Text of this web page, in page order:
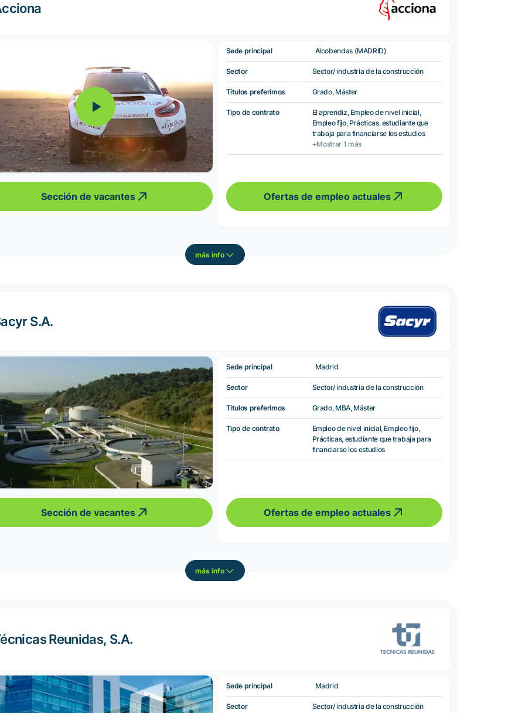
Sección de vacantes
Sede principal Alcobendas (MADRID)
Sector Sector/ industria de la construcción
Títulos preferimos Grado, Máster
Tipo de contrato
El aprendiz, Empleo de nivel inicial,
Empleo fijo, Prácticas, estudiante que
trabaja para financiarse los estudios
+Mostrar 1 más
Ofertas de empleo actuales
más info
S.A.
Sección de vacantes
Sede principal Madrid
Sector Sector/ industria de la construcción
Títulos preferimos Grado, MBA, Máster
Tipo de contrato
Empleo de nivel inicial, Empleo fijo,
Prácticas, estudiante que trabaja para
financiarse los estudios
Ofertas de empleo actuales
más info
Reunidas, S.A.
Sede principal Madrid
Sector Sector/ industria de la construcción